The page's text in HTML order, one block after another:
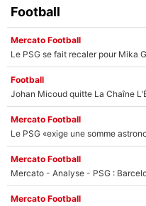
Football
Mercato Football
Football
Mercato Football
Mercato Football
Mercato Football